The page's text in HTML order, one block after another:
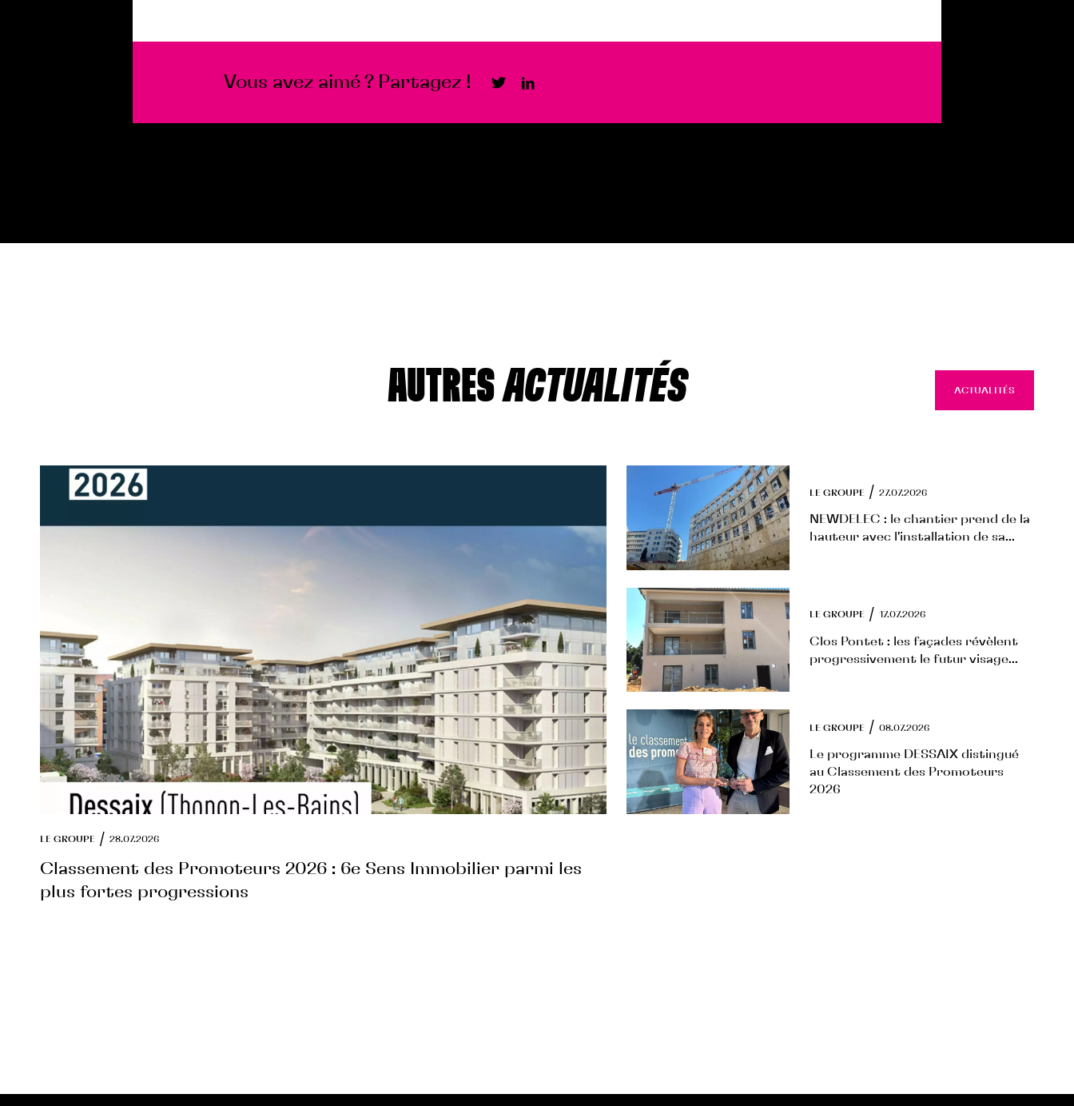
Vous avez aimé ? Partagez !
AUTRESACTUALITÉS ACTUALITÉS
LE GROUPE / 28.07.2026
Classement des Promoteurs 2026 : 6e Sens Immobilier parmi les
plus fortes progressions
LE GROUPE / 27.07.2026
NEWDELEC : le chantier prend de la
hauteur avec l'installation de sa...
LE GROUPE / 17.07.2026
Clos Pontet : les façades révèlent
progressivement le futur visage...
LE GROUPE / 08.07.2026
Le programme DESSAIX distingué
au Classement des Promoteurs
2026